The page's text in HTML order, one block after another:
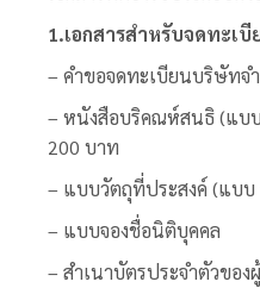
1.เอกสารสำหรับจดทะเ
– คำขอจดทะเบียนบริษัทจ
– หนังสือบริคณห์สนธิ (แบ
200 บาท
– แบบวัตถุที่ประสงค์ (แบบ
– แบบจองชื่อนิติบุคคล
– สำเนาบัตรประจำตัวของ